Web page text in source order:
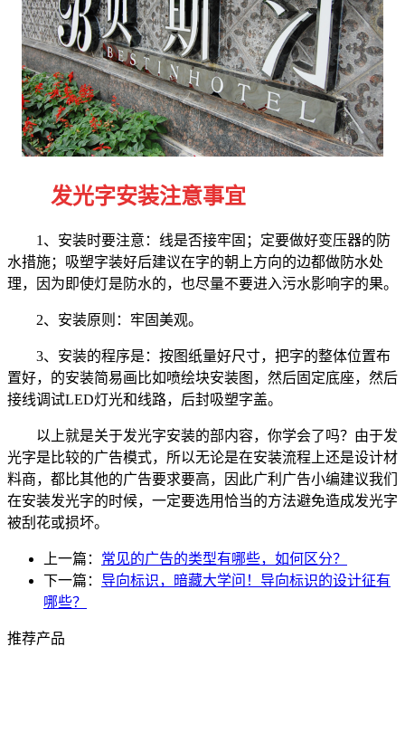
发光字安装注意事宜
1 、安装时要注意：线是否接牢固；定要做好变压器的防
水措施；吸塑字装好后建议在字的朝上方向的边都做防水处
理，因为即使灯是防水的，也尽量不要进入污水影响字的果。
2、安装原则：牢固美观。
3、安装的程序是：按图纸量好尺寸，把字的整体位置布
置好，的安装简易画比如喷绘块安装图，然后固定底座，然后
接线调试LED灯光和线路，后封吸塑字盖。
以上就是关于发光字安装的部内容，你学会了吗？由于发
光字是比较的广告模式，所以无论是在安装流程上还是设计材
料商，都比其他的广告要求要高，因此广利广告小编建议我们
在安装发光字的时候，一定要选用恰当的方法避免造成发光字
被刮花或损坏。
上一篇： 常见的广告的类型有哪些，如何区分？
下一篇： 导向标识，暗藏大学问！导向标识的设计征有
哪些？
推荐产品